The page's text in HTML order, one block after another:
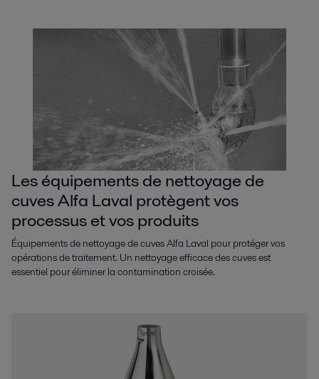
Les équipements de nettoyage de
cuves Alfa Laval protègent vos
processus et vos produits
Équipements de nettoyage de cuves Alfa Laval pour protéger vos
opérations de traitement. Un nettoyage efficace des cuves est
essentiel pour éliminer la contamination croisée.